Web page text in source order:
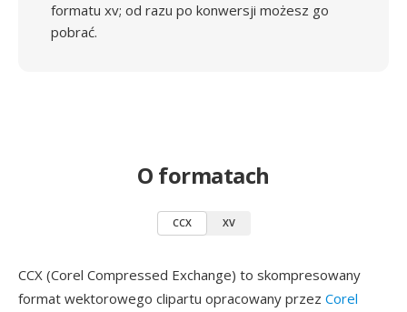
formatu xv; od razu po konwersji możesz go
pobrać.
O formatach
CCX XV
CCX (Corel Compressed Exchange) to skompresowany
format wektorowego clipartu opracowany przez Corel